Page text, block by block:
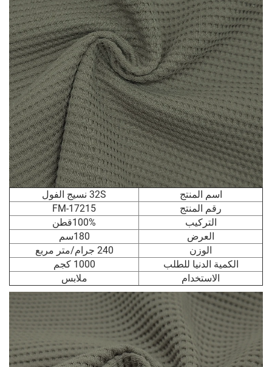
اسم المنتج
32S نسيج الفول
رقم المنتج
FM-17215
التركيب
100%قطن
العرض
180سم
الوزن
240 جرام/متر مربع
الكمية الدنيا للطلب
1000 كجم
الاستخدام
ملابس